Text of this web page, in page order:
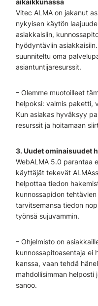
aikaikkunassa
Vitec ALMA on jakanut
nykyisen käytön
asiakkaisiin,
hyödyntäviin
suunniteltu oma
asiantuntijaresurssit.
– Olemme muotoilleet
helpoksi: valmis paketti,
Kun asiakas hyväksyy
resurssit ja hoitamaan
3. Uudet ominaisuudet
WebALMA 5.0 parantaa
käyttäjät tekevät
helpottaa tiedon
kunnossapidon
tarvitsemansa tiedon
työnsä sujuvammin.
– Ohjelmisto on
kunnossapitoasentaja ei
kanssa, vaan tehdä
mahdollisimman
sanoo.